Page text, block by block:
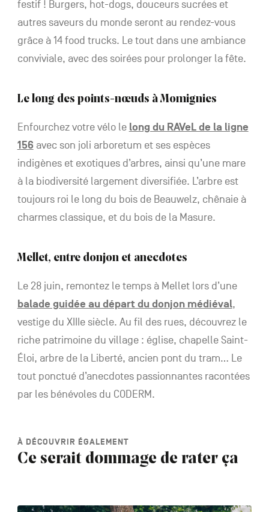
festif ! Burgers, hot-dogs, douceurs sucrées et
autres saveurs du monde seront au rendez-vous
grâce à 14 food trucks. Le tout dans une ambiance
conviviale, avec des soirées pour prolonger la fête.
Le long des points-nœuds à Momignies
Enfourchez votre vélo le long du RAVeL de la ligne
156 avec son joli arboretum et ses espèces
indigènes et exotiques d’arbres, ainsi qu’une mare
à la biodiversité largement diversifiée. L’arbre est
toujours roi le long du bois de Beauwelz, chênaie à
charmes classique, et du bois de la Masure.
Mellet, entre donjon et anecdotes
Le 28 juin, remontez le temps à Mellet lors d’une
balade guidée au départ du donjon médiéval,
vestige du XIIIe siècle. Au fil des rues, découvrez le
riche patrimoine du village : église, chapelle Saint-
Éloi, arbre de la Liberté, ancien pont du tram… Le
tout ponctué d’anecdotes passionnantes racontées
par les bénévoles du CODERM.
À DÉCOUVRIR ÉGALEMENT
Ce serait dommage de rater ça